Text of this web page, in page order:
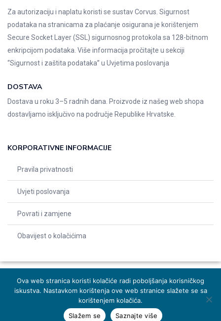
Dodaj u košaricu Naruči odmah
Za autorizaciju i naplatu koristi se sustav Corvus. Sigurnost
podataka na stranicama za plaćanje osigurana je korištenjem
Secure Socket Layer (SSL) sigurnosnog protokola sa 128-bitnom
enkripcijom podataka. Više informacija pročitajte u sekciji
“Sigurnost i zaštita podataka” u Uvjetima poslovanja
DOSTAVA
Dostava u roku 3–5 radnih dana. Proizvode iz našeg web shopa
dostavljamo isključivo na područje Republike Hrvatske.
KORPORATIVNE INFORMACIJE
Pravila privatnosti
Uvjeti poslovanja
Povrati i zamjene
Obavijest o kolačićima
© 2026 Indentals. Sva prava pridržana – Design by Michel studio
Ova web stranica koristi kolačiće radi poboljšanja korisničkog
iskustva. Nastavkom korištenja ove web stranice slažete se sa
korištenjem kolačića.
Slažem se
Saznajte više